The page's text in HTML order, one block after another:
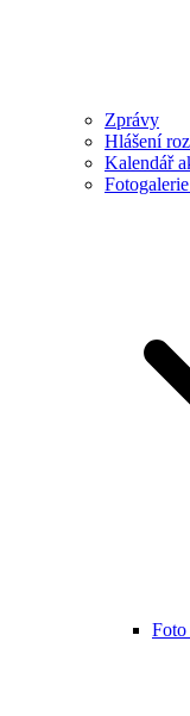
Zprávy
Hlášení
Kalendář
Foto